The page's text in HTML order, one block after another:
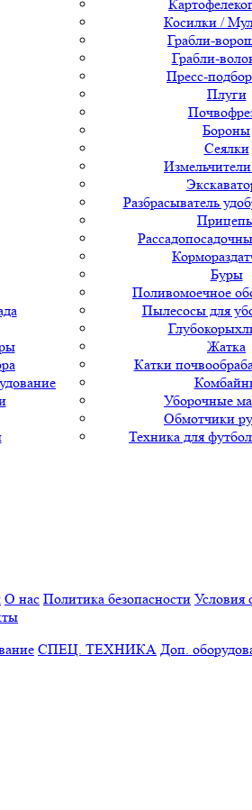
Косилки /
Грабли-
Грабли-
Пресс-
Плуги
Бороны
Сеялки
Разбрасыватель
Буры
Поливомоечное
Пылесосы для
Жатка
Катки
Уборочные
Обмотчики
Техника для
О нас Политика безопасности Условия
СПЕЦ. ТЕХНИКА Доп.